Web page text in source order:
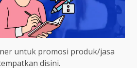
untuk promosi produk/jasa
disini.